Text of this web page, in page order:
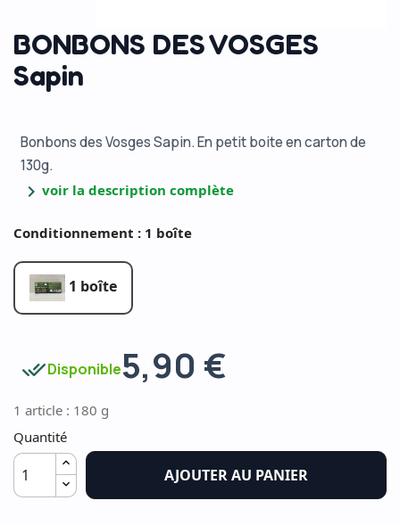
BONBONS DES VOSGES
Sapin
Bonbons des Vosges Sapin. En petit boite en carton de
130g.
chevron_right voir la description complète
Conditionnement : 1 boîte
1 boîte
done_allDisponible5,90 €
1 article : 180 g
Quantité
AJOUTER AU PANIER